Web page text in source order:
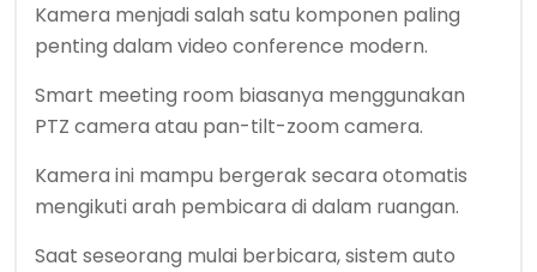
Kamera menjadi salah satu komponen paling
penting dalam video conference modern.
Smart meeting room biasanya menggunakan
PTZ camera atau pan-tilt-zoom camera.
Kamera ini mampu bergerak secara otomatis
mengikuti arah pembicara di dalam ruangan.
Saat seseorang mulai berbicara, sistem auto